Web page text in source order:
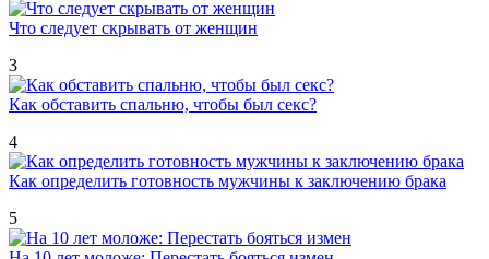
Что следует скрывать от женщин
3
Как обставить спальню, чтобы был секс?
4
Как определить готовность мужчины к заключению брака
5